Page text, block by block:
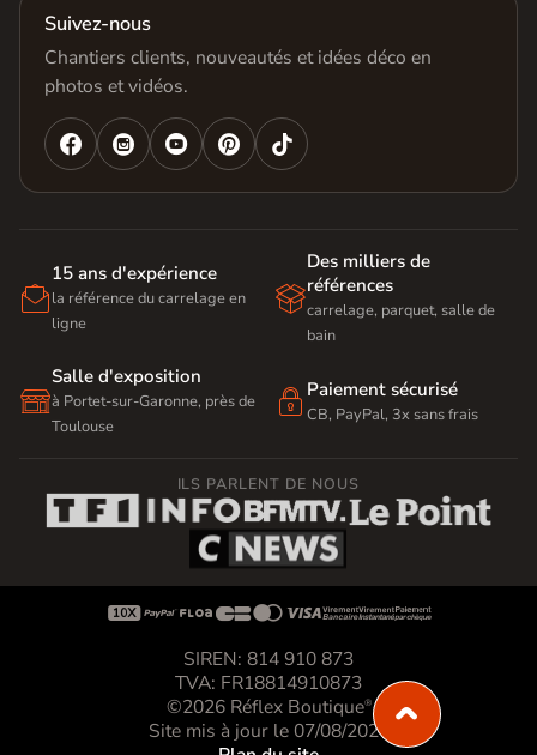
Suivez-nous
Chantiers clients, nouveautés et idées déco en
photos et vidéos.
   

15 ans d'expérience
la référence du carrelage en
ligne

Des milliers de
références
carrelage, parquet, salle de
bain

Salle d'exposition
à Portet-sur-Garonne, près de
Toulouse
 Paiement sécurisé
CB, PayPal, 3x sans frais
ILS PARLENT DE NOUS

SIREN: 814 910 873
TVA: FR18814910873
©2026 Réflex Boutique®
Site mis à jour le 07/08/2026